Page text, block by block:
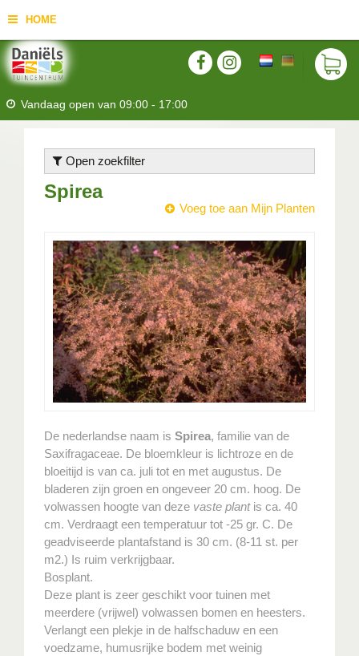
HOME
Vandaag open van 09:00 - 17:00
Open zoekfilter
Spirea
Voeg toe aan Mijn Planten
De nederlandse naam is Spirea, familie van de
Saxifragaceae. De bloemkleur is lichtroze en de
bloeitijd is van ca. juli tot en met augustus. De
bladeren zijn groen en ongeveer 20 cm. hoog. De
volwassen hoogte van deze vaste plantis ca. 40
cm. Verdraagt een temperatuur tot -25 gr. C. De
geadviseerde plantafstand is 30 cm. (8-11 st. per
m2.) Is ruim verkrijgbaar.
Bosplant.
Deze plant is zeer geschikt voor tuinen met
meerdere (vrijwel) volwassen bomen en heesters.
Verlangt een plekje in de halfschaduw en een
voedzame, humusrijke bodem met weinig